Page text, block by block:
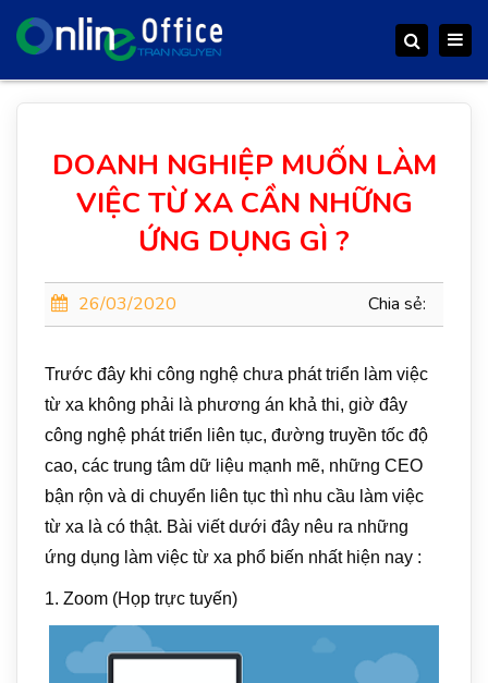
Search
DOANH NGHIỆP MUỐN LÀM
VIỆC TỪ XA CẦN NHỮNG
ỨNG DỤNG GÌ ?
26/03/2020 Chia sẻ:
Trước đây khi công nghệ chưa phát triển làm việc
từ xa không phải là phương án khả thi, giờ đây
công nghệ phát triển liên tục, đường truyền tốc độ
cao, các trung tâm dữ liệu mạnh mẽ, những CEO
bận rộn và di chuyển liên tục thì nhu cầu làm việc
từ xa là có thật. Bài viết dưới đây nêu ra những
ứng dụng làm việc từ xa phổ biến nhất hiện nay :
1. Zoom (Họp trực tuyến)